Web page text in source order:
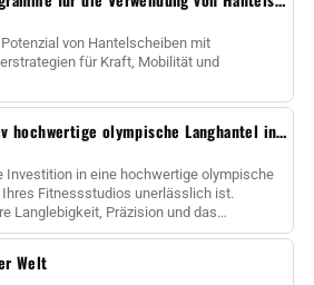
von Hantelscheiben mit
für Kraft, Mobilität und
Warum in eine qualitativ hochwertige olympische Langhantel investieren?
Investition in eine hochwertige olympische
Fitnessstudios unerlässlich ist.
Langlebigkeit, Präzision und das
Welt